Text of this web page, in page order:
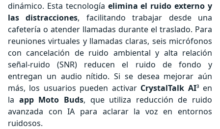
dinámico. Esta tecnología elimina el ruido externo y
las distracciones, facilitando trabajar desde una
cafetería o atender llamadas durante el traslado. Para
reuniones virtuales y llamadas claras, seis micrófonos
con cancelación de ruido ambiental y alta relación
señal-ruido (SNR) reducen el ruido de fondo y
entregan un audio nítido. Si se desea mejorar aún
más, los usuarios pueden activar CrystalTalk AI³ en
la app Moto Buds, que utiliza reducción de ruido
avanzada con IA para aclarar la voz en entornos
ruidosos.